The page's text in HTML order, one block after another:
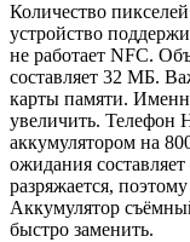
Количество
устройство
не работает NFC.
составляет 32 МБ.
карты памяти.
увеличить. Телефон
аккумулятором на
ожидания
разряжается,
Аккумулятор
быстро заменить.